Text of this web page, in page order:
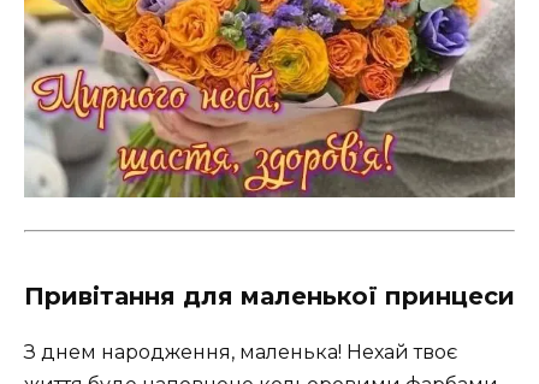
Привітання для маленької принцеси
З днем народження, маленька! Нехай твоє